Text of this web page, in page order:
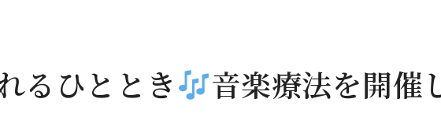
るひととき
音楽療法を開催